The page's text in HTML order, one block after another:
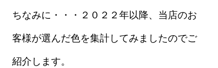
ちなみに・・・２０２２年以降、当店のお
客様が選んだ色を集計してみましたのでご
紹介します。